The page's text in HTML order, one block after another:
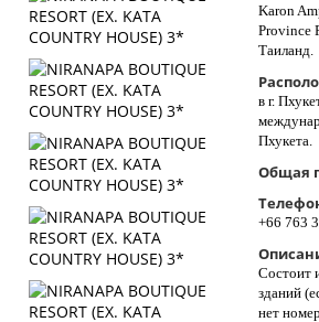
Karon
Province
Таиланд.
в г.
Пхукета.
Общая
+66 763
Состоит
зданий
нет